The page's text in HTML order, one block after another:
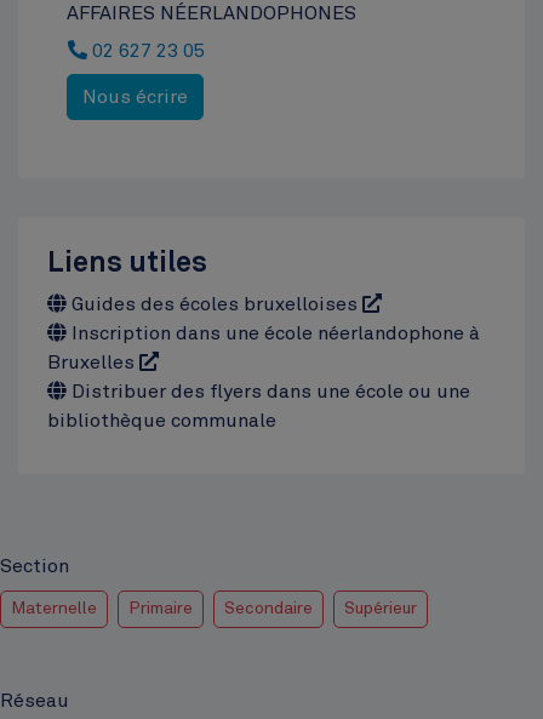
AFFAIRES NÉERLANDOPHONES
02 627 23 05
Nous écrire
Liens utiles
Guides des écoles bruxelloises
Inscription dans une école néerlandophone à
Bruxelles
Distribuer des flyers dans une école ou une
bibliothèque communale
Section
Maternelle Primaire Secondaire Supérieur
Réseau